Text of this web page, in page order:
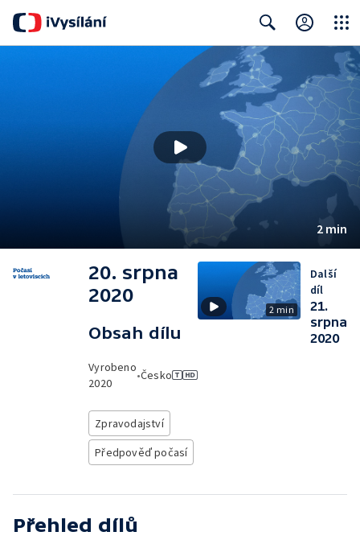
Search Close
2 min
20. srpna
2020
Obsah dílu
Vyrobeno
2020
•Česko
Zpravodajství
Předpověď počasí
2 min
Další
díl
21.
srpna
2020
Přehled dílů